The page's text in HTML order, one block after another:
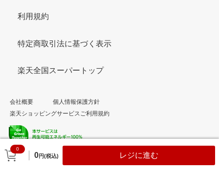
0
0円(税込) レジに進む
利用規約
特定商取引法に基づく表示
楽天全国スーパートップ
会社概要
個人情報保護方針
楽天ショッピングサービスご利用規約
© Rakuten Group, Inc.